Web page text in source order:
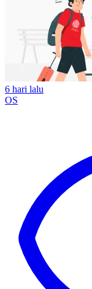
6 hari lalu
OS